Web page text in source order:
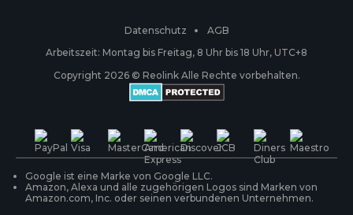
RLC-410
Kabellose IP-Kameras
PoE-Kameras & NVRs
WLAN IP-Kameras
Überwachungssysteme
Zahlungsmethoden
Garantie & Rückgabe
Versand & Lieferung
Ihre Bestellung verfolgen
Produktregistrierung
#ReolinkCaptures
Presse & Medien
Kontakt
Geschäftspartner
Datenschutz
AGB
Arbeitszeit: Montag bis Freitag, 8 Uhr bis 18 Uhr, UTC+8
Copyright 2026 © Reolink Alle Rechte vorbehalten.
Google ist eine Marke von Google LLC.
Amazon, Alexa und alle zugehörigen Logos sind Marken von
Amazon.com, Inc. oder seinen verbundenen Unternehmen.